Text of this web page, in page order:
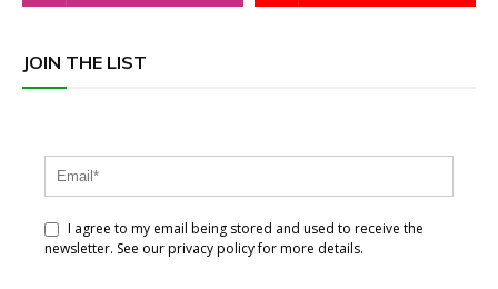
JOIN THE LIST
I agree to my email being stored and used to receive the
newsletter. See our privacy policy for more details.